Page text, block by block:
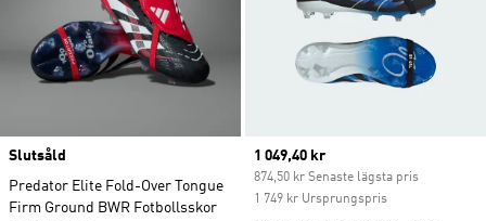
Slutsåld
Predator Elite Fold-Over Tongue
Firm Ground BWR Fotbollsskor
Current price
1 049,40 kr
874,50 kr Senaste lägsta pris
1 749 kr Ursprungspris